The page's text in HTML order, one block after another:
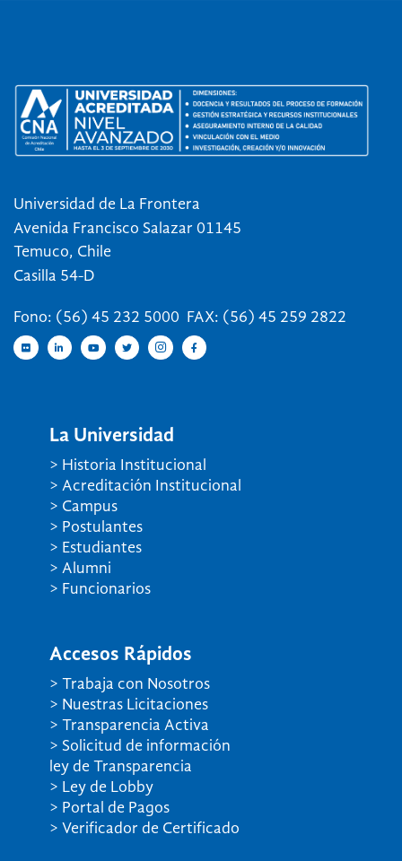
Universidad de La Frontera
Avenida Francisco Salazar 01145
Temuco, Chile
Casilla 54-D
Fono: (56) 45 232 5000 FAX: (56) 45 259 2822
La Universidad
> Historia Institucional
> Acreditación Institucional
> Campus
> Postulantes
> Estudiantes
> Alumni
> Funcionarios
Accesos Rápidos
> Trabaja con Nosotros
> Nuestras Licitaciones
> Transparencia Activa
> Solicitud de información
ley de Transparencia
> Ley de Lobby
> Portal de Pagos
> Verificador de Certificado